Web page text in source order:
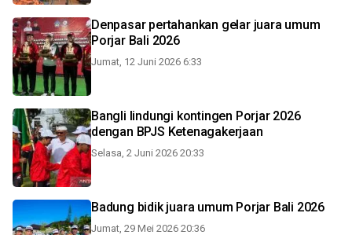
Denpasar pertahankan gelar juara umum
Porjar Bali 2026
Jumat, 12 Juni 2026 6:33
Bangli lindungi kontingen Porjar 2026
dengan BPJS Ketenagakerjaan
Selasa, 2 Juni 2026 20:33
Badung bidik juara umum Porjar Bali 2026
Jumat, 29 Mei 2026 20:36